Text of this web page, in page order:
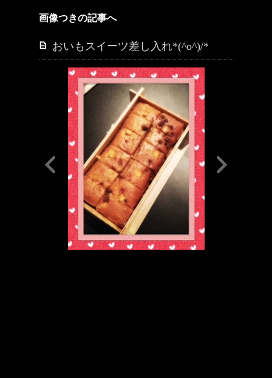
画像つきの記事へ
おいもスイーツ差し入れ*(^o^)/*